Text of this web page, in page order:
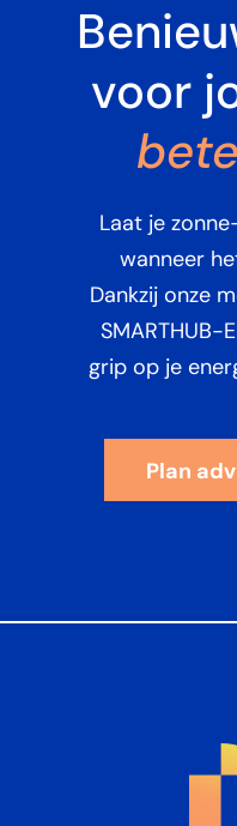
voor
Laat je
wanneer
Dankzij onze
SMARTHUB-
grip op je
Plan